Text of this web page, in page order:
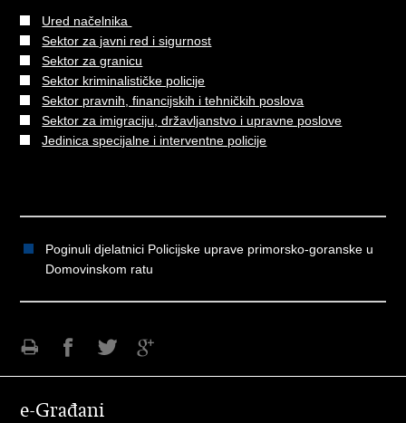
Ured načelnika
Sektor za javni red i sigurnost
Sektor za granicu
Sektor kriminalističke policije
Sektor pravnih, financijskih i tehničkih poslova
Sektor za imigraciju, državljanstvo i upravne poslove
Jedinica specijalne i interventne policije
Poginuli djelatnici Policijske uprave primorsko-goranske u
Domovinskom ratu
FacebookuTwitteru
e-Građani